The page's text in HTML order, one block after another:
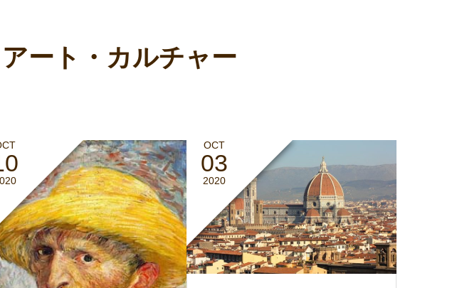
アート・カルチャー
OCT
03
2020